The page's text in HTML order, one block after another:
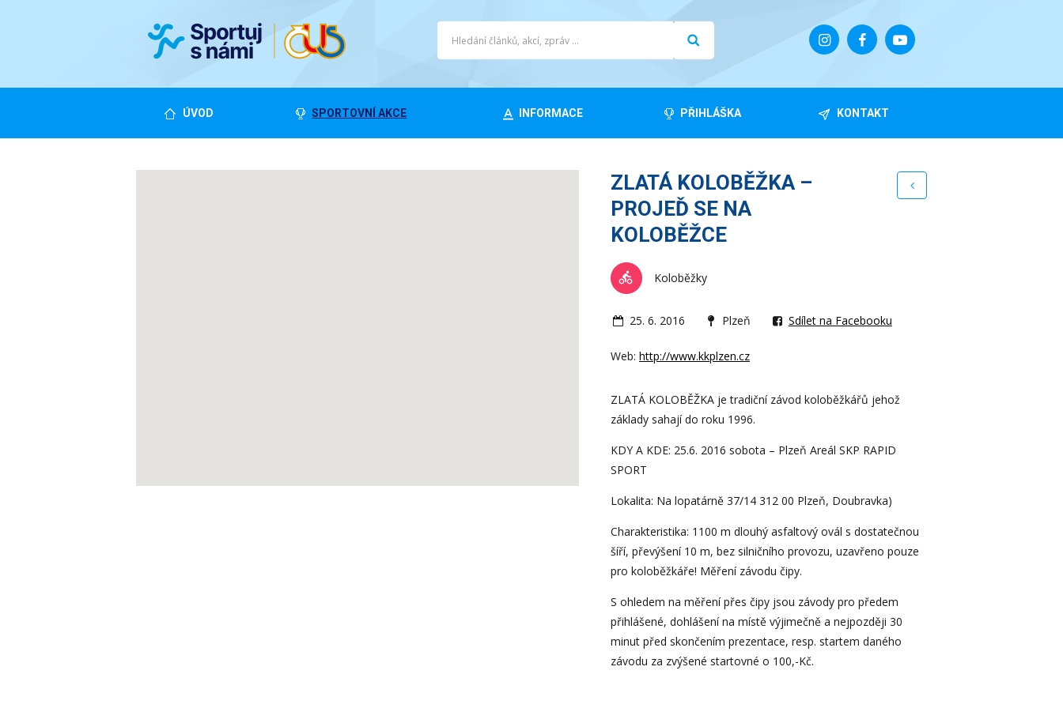
ÚVOD SPORTOVNÍ AKCE INFORMACE PŘIHLÁŠKA KONTAKT
ZLATÁ KOLOBĚŽKA –
PROJEĎ SE NA
KOLOBĚŽCE
Koloběžky
25. 6. 2016 Plzeň Sdílet na Facebooku
Web: http://www.kkplzen.cz
ZLATÁ KOLOBĚŽKA je tradiční závod koloběžkářů jehož
základy sahají do roku 1996.
KDY A KDE: 25.6. 2016 sobota – Plzeň Areál SKP RAPID
SPORT
Lokalita: Na lopatárně 37/14 312 00 Plzeň, Doubravka)
Charakteristika: 1100 m dlouhý asfaltový ovál s dostatečnou
šíří, převýšení 10 m, bez silničního provozu, uzavřeno pouze
pro koloběžkáře! Měření závodu čipy.
S ohledem na měření přes čipy jsou závody pro předem
přihlášené, dohlášení na místě výjimečně a nejpozději 30
minut před skončením prezentace, resp. startem daného
závodu za zvýšené startovné o 100,-Kč.